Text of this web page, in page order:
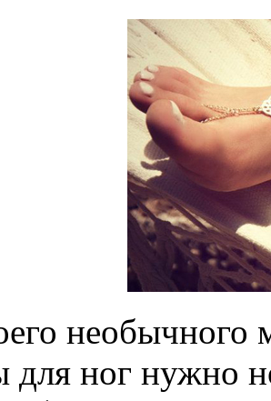
необычного
для ног нужно